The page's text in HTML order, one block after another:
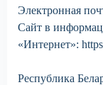
Электронная
Сайт в
«Интернет»:
Республика